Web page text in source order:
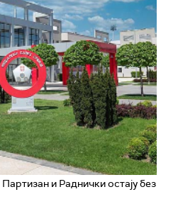
и Раднички остају без